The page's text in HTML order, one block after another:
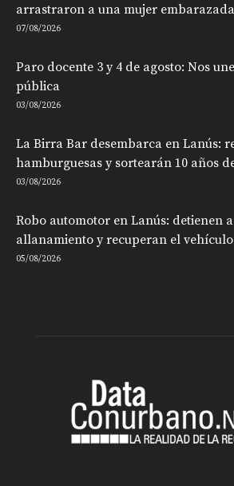
arrastraron a una mujer
07/08/2026
Paro docente 3 y 4 de agosto: Nos
pública
03/08/2026
La Birra Bar desembarca en Lanús:
hamburguesas y sortearán 10 años
03/08/2026
Robo automotor en Lanús: detienen
allanamiento y recuperan el vehículo
05/08/2026